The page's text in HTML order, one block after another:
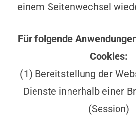
einem Seitenwechsel
Für folgende
Cookies:
(1) Bereitstellung der
Dienste innerhalb einer
(Session)